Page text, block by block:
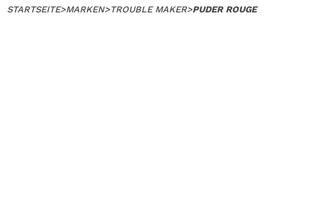
STARTSEITE>MARKEN>TROUBLE MAKER>PUDER ROUGE